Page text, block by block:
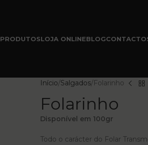
PRODUTOSLOJA ONLINEBLOG
Início Salgados Folarinho
Folarinho
Disponível em 100gr
Todo o carácter do Folar